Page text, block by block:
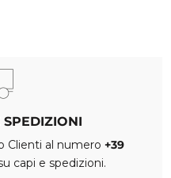
SPEDIZIONI
Clienti al numero +39
capi e spedizioni.